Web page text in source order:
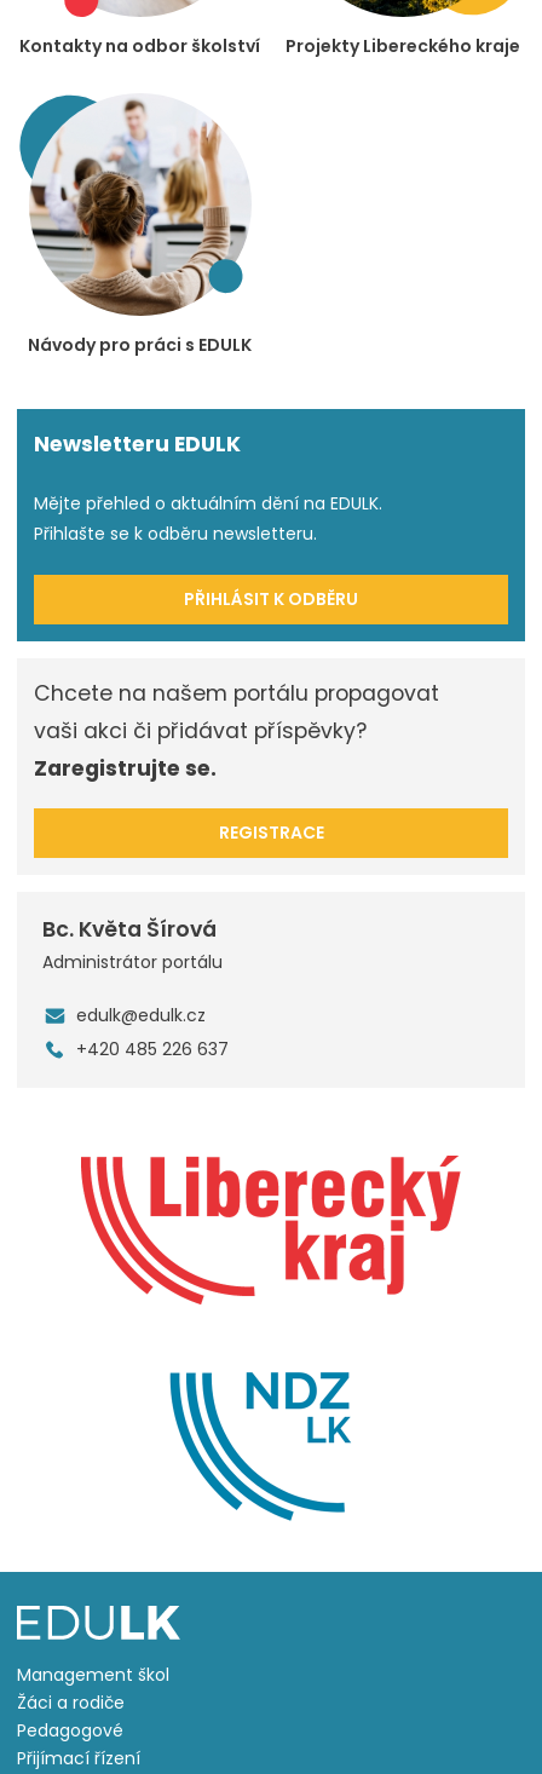
Kontakty na odbor školství Projekty Libereckého kraje
Návody pro práci s EDULK
Newsletteru EDULK
Mějte přehled o aktuálním dění na EDULK.
Přihlašte se k odběru newsletteru.
PŘIHLÁSIT K ODBĚRU
Chcete na našem portálu propagovat
vaši akci či přidávat příspěvky?
Zaregistrujte se.
REGISTRACE
Bc. Květa Šírová
Administrátor portálu
edulk@edulk.cz
+420 485 226 637
Management škol
Žáci a rodiče
Pedagogové
Přijímací řízení